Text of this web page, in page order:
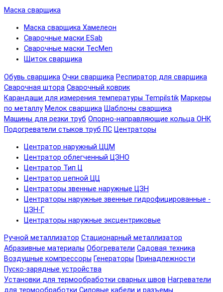
Маска сварщика
Маска сварщика Хамелеон
Сварочные маски ESab
Сварочные маски TecMen
Щиток сварщика
Обувь сварщика Очки сварщика Респиратор для сварщика
Сварочная штора Сварочный коврик
Карандаши для измерения температуры Tempilstik Маркеры
по металлу Мелок сварщика Шаблоны сварщика
Машины для резки труб Опорно-направляющие кольца ОНК
Подогреватели стыков труб ПС Центраторы
Центратор наружный ЦЦМ
Центратор облегченный ЦЗНО
Центратор Тип Ц
Центратор цепной ЦЦ
Центраторы звенные наружные ЦЗН
Центраторы наружные звенные гидрофицированные -
ЦЗН-Г
Центраторы наружные эксцентриковые
Ручной металлизатор Стационарный металлизатор
Абразивные материалы Обогреватели Садовая техника
Воздушные компрессоры Генераторы Принадлежности
Пуско-зарядные устройства
Установки для термообработки сварных швов Нагреватели